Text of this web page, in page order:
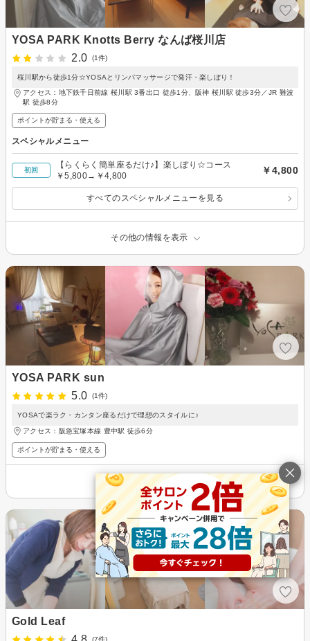
YOSA PARK Knotts Berry なんば桜川店
2.0
(1件)
桜川駅から徒歩1分☆YOSAとリンパマッサージで発汗・楽しぼり！
アクセス：地下鉄千日前線 桜川駅 3番出口 徒歩1分、阪神 桜川駅 徒歩3分／JR 難波
駅 徒歩8分
ポイントが貯まる・使える
スペシャルメニュー
初回
【らくらく簡単座るだけ♪】楽しぼり☆コース
￥5,800→￥4,800
￥4,800
すべてのスペシャルメニューを見る
その他の情報を表示
YOSA PARK sun
5.0
(1件)
YOSAで楽ラク・カンタン座るだけで理想のスタイルに♪
アクセス：阪急宝塚本線 豊中駅 徒歩6分
ポイントが貯まる・使える
その他の情報を表示
Gold Leaf
(7件)